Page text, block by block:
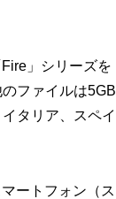
」シリーズを
ファイルは5GB
タリア、スペイ
ートフォン（ス